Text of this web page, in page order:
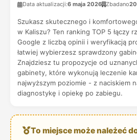
Data aktualizacji:6 maja 2026 Zbadano20
Szukasz skutecznego i
w Kaliszu? Ten ranking TOP 5 łączy
Google z liczbą opinii i weryfikacją
łatwiej wybierzesz sprawdzony
Znajdziesz tu propozycje od
gabinety, które wykonują leczenie
najwyższym poziomie - z naciskiem
diagnostykę i opiekę po zabiegu.
To miejsce może należeć